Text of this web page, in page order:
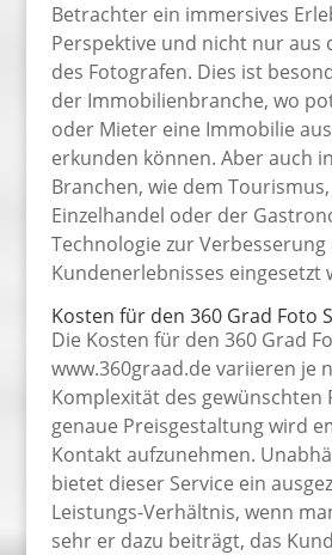
Betrachter ein immersives
Perspektive und nicht nur aus
des Fotografen. Dies ist
der Immobilienbranche, wo
oder Mieter eine Immobilie
erkunden können. Aber auch
Branchen, wie dem
Einzelhandel oder der
Technologie zur Verbesserung
Kundenerlebnisses eingesetzt
Kosten für den 360 Grad Foto
Die Kosten für den 360 Grad
www.360graad.de variieren je
Komplexität des gewünschten
genaue Preisgestaltung wird
Kontakt aufzunehmen.
bietet dieser Service ein
Leistungs-Verhältnis, wenn
sehr er dazu beiträgt, das